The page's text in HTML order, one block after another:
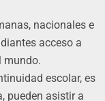
nacionales e
acceso a
mundo.
escolar, es
pueden asistir a